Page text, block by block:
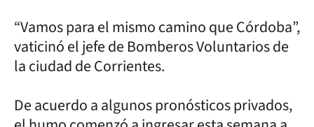
“Vamos para el mismo camino que Córdoba”,
vaticinó el jefe de Bomberos Voluntarios de
la ciudad de Corrientes.
De acuerdo a algunos pronósticos privados,